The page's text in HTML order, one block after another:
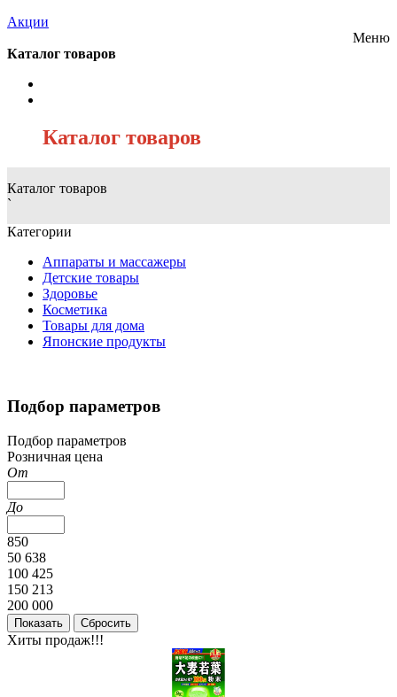
Акции
Меню
Каталог товаров
Каталог товаров
Каталог товаров
`
Категории
Аппараты и массажеры
Детские товары
Здоровье
Косметика
Товары для дома
Японские продукты
Подбор параметров
Подбор параметров
Розничная цена
От
До
850
50 638
100 425
150 213
200 000
Хиты продаж!!!